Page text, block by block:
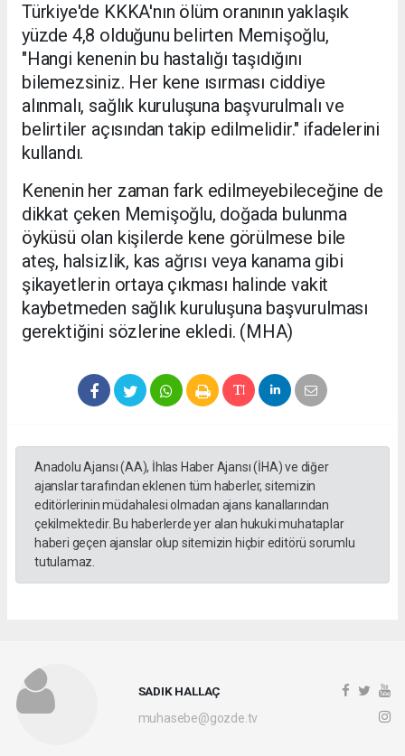
Türkiye'de KKKA'nın ölüm oranının yaklaşık
yüzde 4,8 olduğunu belirten Memişoğlu,
"Hangi kenenin bu hastalığı taşıdığını
bilemezsiniz. Her kene ısırması ciddiye
alınmalı, sağlık kuruluşuna başvurulmalı ve
belirtiler açısından takip edilmelidir." ifadelerini
kullandı.
Kenenin her zaman fark edilmeyebileceğine de
dikkat çeken Memişoğlu, doğada bulunma
öyküsü olan kişilerde kene görülmese bile
ateş, halsizlik, kas ağrısı veya kanama gibi
şikayetlerin ortaya çıkması halinde vakit
kaybetmeden sağlık kuruluşuna başvurulması
gerektiğini sözlerine ekledi. (MHA)
Anadolu Ajansı (AA), İhlas Haber Ajansı (İHA) ve diğer
ajanslar tarafından eklenen tüm haberler, sitemizin
editörlerinin müdahalesi olmadan ajans kanallarından
çekilmektedir. Bu haberlerde yer alan hukuki muhataplar
haberi geçen ajanslar olup sitemizin hiçbir editörü sorumlu
tutulamaz.
SADIK HALLAÇ
muhasebe@gozde.tv